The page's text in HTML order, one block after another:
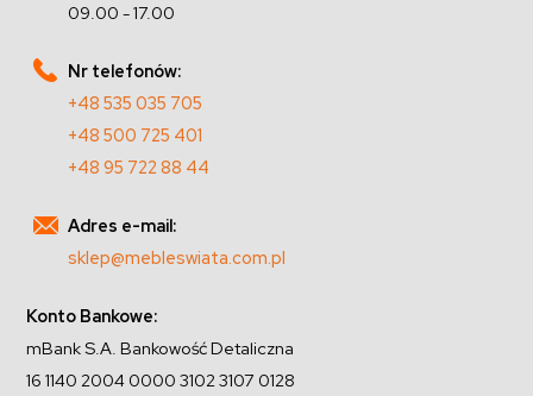
09.00 - 17.00
Nr telefonów:
+48 535 035 705
+48 500 725 401
+48 95 722 88 44
Adres e-mail:
sklep@mebleswiata.com.pl
Konto Bankowe:
mBank S.A. Bankowość Detaliczna
16 1140 2004 0000 3102 3107 0128